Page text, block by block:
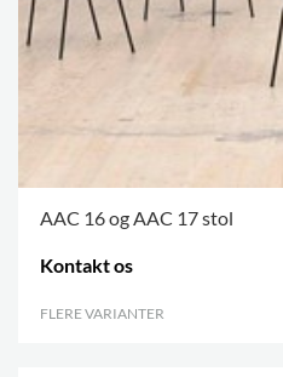
AAC 16 og AAC 17 stol
Kontakt os
FLERE VARIANTER